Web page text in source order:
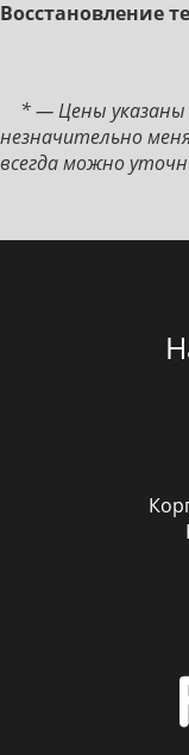
Boccтaнoвлeниe
* — Цены указаны
незначительно
всегда можно